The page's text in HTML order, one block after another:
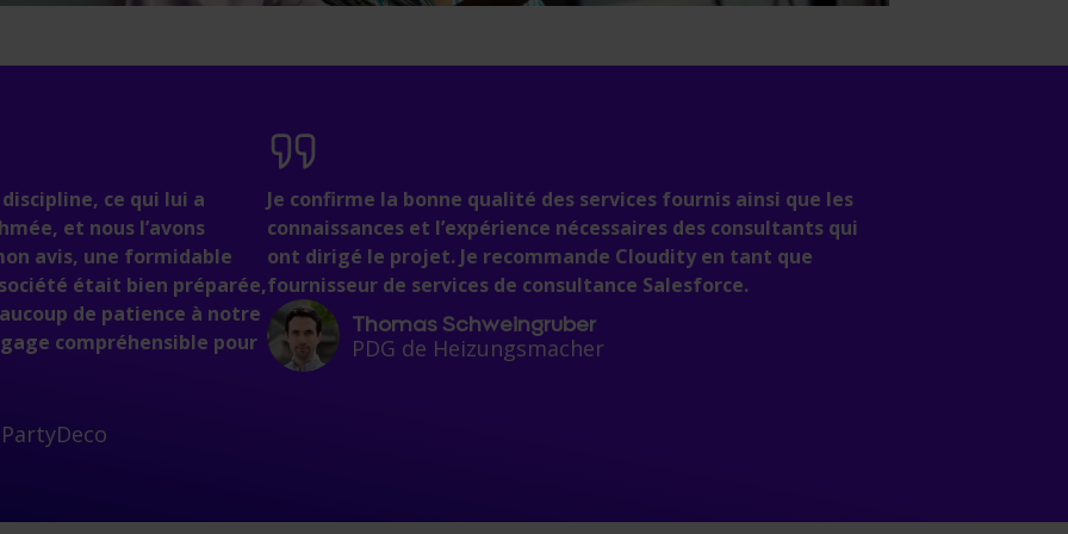
ce qui lui a
et nous l’avons
avis, une formidable
était bien préparée,
de patience à notre
compréhensible pour
Je confirme la bonne qualité des services fournis ainsi que les
connaissances et l’expérience nécessaires des consultants qui
ont dirigé le projet. Je recommande Cloudity en tant que
fournisseur de services de consultance Salesforce.
Thomas Schweingruber
PDG de Heizungsmacher